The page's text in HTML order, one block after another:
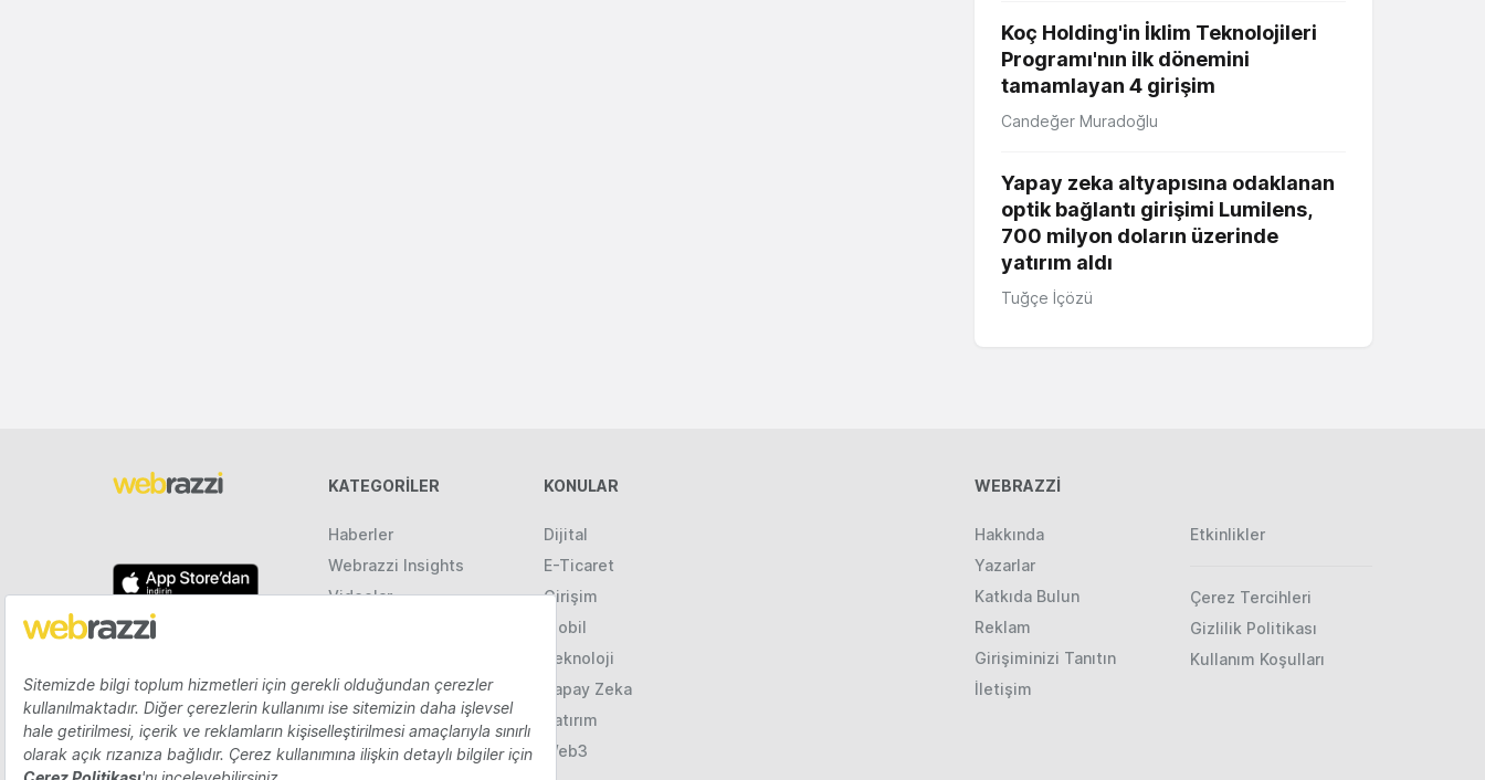
Koç Holding'in İklim Teknolojileri
Programı'nın ilk dönemini
tamamlayan 4 girişim
Candeğer Muradoğlu
Yapay zeka altyapısına odaklanan
optik bağlantı girişimi Lumilens,
700 milyon doların üzerinde
yatırım aldı
Tuğçe İçözü
KATEGORILER
Haberler
Webrazzi Insights
Videolar
KONULAR
Dijital
E-Ticaret
Girişim
Mobil
Teknoloji
Yapay Zeka
Yatırım
Web3
WEBRAZZİ
Hakkında
Yazarlar
Katkıda Bulun
Reklam
Girişiminizi Tanıtın
İletişim
Etkinlikler
Çerez Tercihleri
Gizlilik Politikası
Kullanım Koşulları